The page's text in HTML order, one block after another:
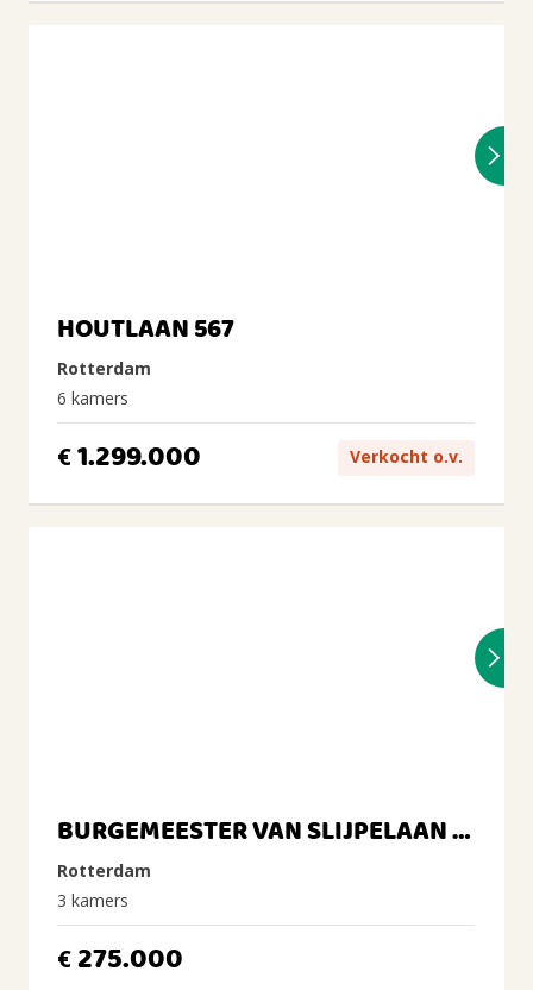
HOUTLAAN 567
Rotterdam
6 kamers
€1.299.000 Verkocht o.v.
BURGEMEESTER VAN SLIJPELAAN 33 A
Rotterdam
3 kamers
€275.000